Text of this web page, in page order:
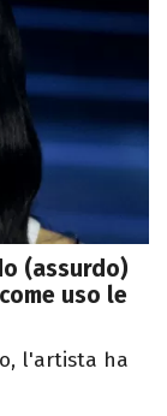
(assurdo)
uso le
l'artista ha